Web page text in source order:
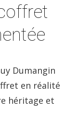
Dumangin
en réalité
héritage et